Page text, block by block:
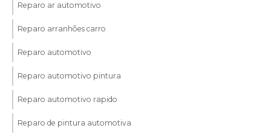
Reparo ar automotivo
Reparo arranhões carro
Reparo automotivo
Reparo automotivo pintura
Reparo automotivo rapido
Reparo de pintura automotiva